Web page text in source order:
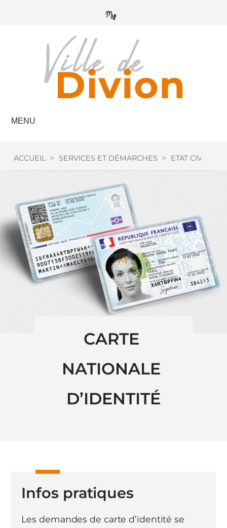
MENU
ACCUEIL > SERVICES ET DÉMARCHES > ETAT CIVIL
CARTE
NATIONALE
D’IDENTITÉ
Infos pratiques
Les demandes de carte d’identité se